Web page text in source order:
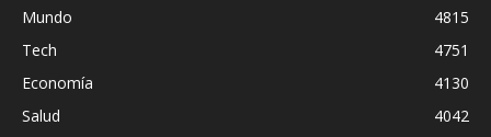
Mundo
4815
Tech
4751
Economía
4130
Salud
4042